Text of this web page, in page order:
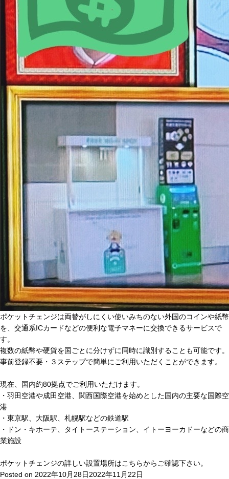
ポケットチェンジは両替がしにくい使いみちのない外国のコインや紙幣
を、交通系ICカードなどの便利な電子マネーに交換できるサービスで
す。
複数の紙幣や硬貨を国ごとに分けずに同時に識別することも可能です。
事前登録不要・３ステップで簡単にご利用いただくことができます。
現在、国内約80拠点でご利用いただけます。
・羽田空港や成田空港、関西国際空港を始めとした国内の主要な国際空
港
・東京駅、大阪駅、札幌駅などの鉄道駅
・ドン・キホーテ、タイトーステーション、イトーヨーカドーなどの商
業施設
ポケットチェンジの詳しい設置場所はこちらからご確認下さい。
Posted on 2022年10月28日2022年11月22日